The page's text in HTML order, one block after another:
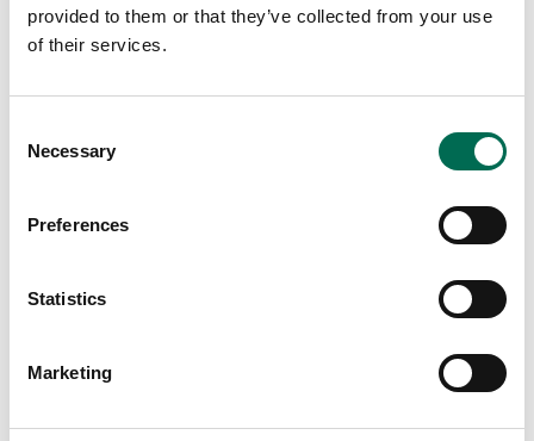
provided to them or that they’ve collected from your use
of their services.
Selection
Necessary
Preferences
Statistics
Marketing
Svamp